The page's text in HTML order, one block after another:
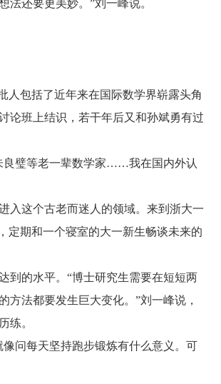
还要更美妙。”刘一峰说。
人包括了近年来在国际数学界崭露头角
论班上结识，若干年后又和孙斌勇有过
璧等老一辈数学家……我在国内外认
这个古老而迷人的领域。来到浙大一
定期和一个寝室的大一新生畅谈未来的
到的水平。 “博士研究生需要在短短两
方法都要发生巨大变化。 ”刘一峰说，
练。
问每天坚持跑步锻炼有什么意义。可